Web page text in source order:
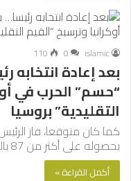
islamic
0
110
بعد إعادة انتخابه
“حسم” الحرب في
التقليدية” بروسيا
كما كان متوقعا، فاز
بحصوله على أكثر من 87 بالمائة من أصوات الناخبين. فما…
أكمل القراءة »